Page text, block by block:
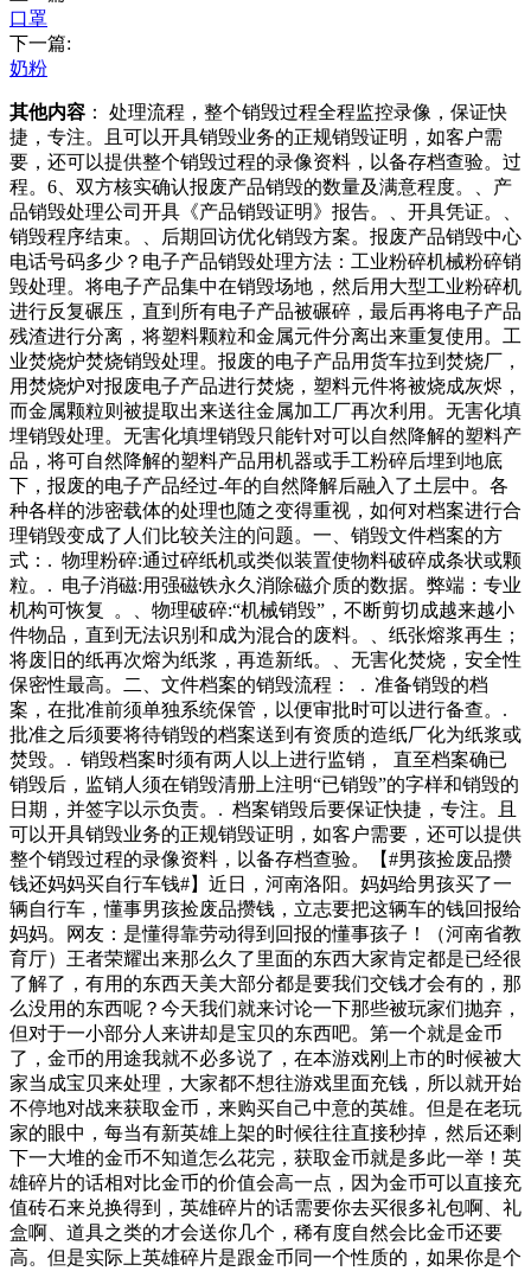
口罩
下一篇:
奶粉
其他内容 ： 处理流程，整个销毁过程全程监控录像，保证快
捷，专注。且可以开具销毁业务的正规销毁证明，如客户需
要，还可以提供整个销毁过程的录像资料，以备存档查验。过
程。6、双方核实确认报废产品销毁的数量及满意程度。、产
品销毁处理公司开具《产品销毁证明》报告。、开具凭证。、
销毁程序结束。、后期回访优化销毁方案。报废产品销毁中心
电话号码多少？电子产品销毁处理方法：工业粉碎机械粉碎销
毁处理。将电子产品集中在销毁场地，然后用大型工业粉碎机
进行反复碾压，直到所有电子产品被碾碎，最后再将电子产品
残渣进行分离，将塑料颗粒和金属元件分离出来重复使用。工
业焚烧炉焚烧销毁处理。报废的电子产品用货车拉到焚烧厂，
用焚烧炉对报废电子产品进行焚烧，塑料元件将被烧成灰烬，
而金属颗粒则被提取出来送往金属加工厂再次利用。无害化填
埋销毁处理。无害化填埋销毁只能针对可以自然降解的塑料产
品，将可自然降解的塑料产品用机器或手工粉碎后埋到地底
下，报废的电子产品经过-年的自然降解后融入了土层中。各
种各样的涉密载体的处理也随之变得重视，如何对档案进行合
理销毁变成了人们比较关注的问题。一、销毁文件档案的方
式：. 物理粉碎:通过碎纸机或类似装置使物料破碎成条状或颗
粒。. 电子消磁:用强磁铁永久消除磁介质的数据。弊端：专业
机构可恢复 。、物理破碎:“机械销毁”，不断剪切成越来越小
件物品，直到无法识别和成为混合的废料。、纸张熔浆再生；
将废旧的纸再次熔为纸浆，再造新纸。、无害化焚烧，安全性
保密性最高。二、文件档案的销毁流程： . 准备销毁的档
案，在批准前须单独系统保管，以便审批时可以进行备查。.
批准之后须要将待销毁的档案送到有资质的造纸厂化为纸浆或
焚毁。. 销毁档案时须有两人以上进行监销， 直至档案确已
销毁后，监销人须在销毁清册上注明“已销毁”的字样和销毁的
日期，并签字以示负责。. 档案销毁后要保证快捷，专注。且
可以开具销毁业务的正规销毁证明，如客户需要，还可以提供
整个销毁过程的录像资料，以备存档查验。【#男孩捡废品攒
钱还妈妈买自行车钱#】近日，河南洛阳。妈妈给男孩买了一
辆自行车，懂事男孩捡废品攒钱，立志要把这辆车的钱回报给
妈妈。网友：是懂得靠劳动得到回报的懂事孩子！（河南省教
育厅）王者荣耀出来那么久了里面的东西大家肯定都是已经很
了解了，有用的东西天美大部分都是要我们交钱才会有的，那
么没用的东西呢？今天我们就来讨论一下那些被玩家们抛弃，
但对于一小部分人来讲却是宝贝的东西吧。第一个就是金币
了，金币的用途我就不必多说了，在本游戏刚上市的时候被大
家当成宝贝来处理，大家都不想往游戏里面充钱，所以就开始
不停地对战来获取金币，来购买自己中意的英雄。但是在老玩
家的眼中，每当有新英雄上架的时候往往直接秒掉，然后还剩
下一大堆的金币不知道怎么花完，获取金币就是多此一举！英
雄碎片的话相对比金币的价值会高一点，因为金币可以直接充
值砖石来兑换得到，英雄碎片的话需要你去买很多礼包啊、礼
盒啊、道具之类的才会送你几个，稀有度自然会比金币还要
高。但是实际上英雄碎片是跟金币同一个性质的，如果你是个